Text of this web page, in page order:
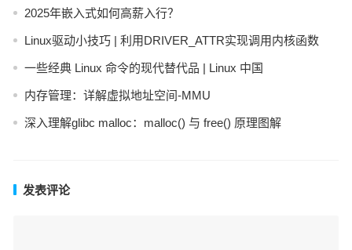
2025年嵌入式如何高薪入行？
Linux驱动小技巧 | 利用DRIVER_ATTR实现调用内核函数
一些经典 Linux 命令的现代替代品 | Linux 中国
内存管理：详解虚拟地址空间-MMU
深入理解glibc malloc：malloc() 与 free() 原理图解
发表评论